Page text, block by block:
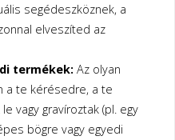
segédeszköznek, a
elveszíted az
termékek:Az olyan
a te kérésedre, a te
vagy gravíroztak (pl. egy
bögre vagy egyedi